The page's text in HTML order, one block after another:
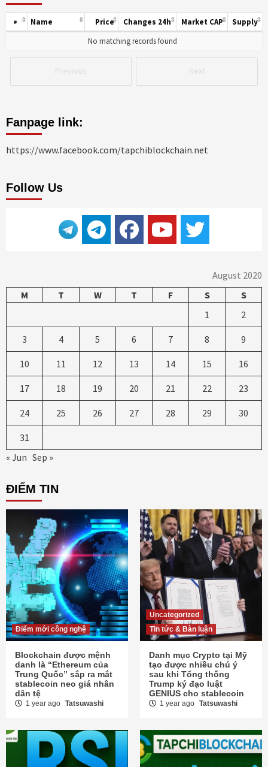
Previous Next
# Name Price Changes 24h Market CAP
Supply
No matching records found
Fanpage link:
https://www.facebook.com/tapchiblockchain.net
Follow Us
August 2020
M
T W T F S
S
1
2
3 4 5 6 7 8 9
10 11 12 13 14 15 16
17 18 19 20 21 22 23
24 25 26 27 28 29 30
31
« Jun Sep »
ĐIỂM TIN
Điểm mới công nghệ
Blockchain được mệnh
danh là “Ethereum của
Trung Quốc” sắp ra mắt
stablecoin neo giá nhân
dân tệ
1 year ago Tatsuwashi
Uncategorized
Tin tức & Bàn luận
Danh mục Crypto tại Mỹ
tạo được nhiều chú ý
sau khi Tổng thống
Trump ký đạo luật
GENIUS cho stablecoin
1 year ago Tatsuwashi